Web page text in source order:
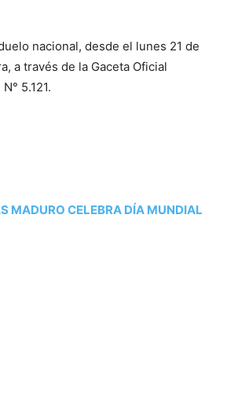
nacional, desde el lunes 21 de
a través de la Gaceta Oficial
5.121.
MADURO CELEBRA DÍA MUNDIAL